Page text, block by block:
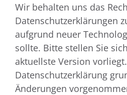
Wir behalten uns das
Datenschutzerklärungen
aufgrund neuer
sollte. Bitte stellen Sie
aktuellste Version
Datenschutzerklärung
Änderungen